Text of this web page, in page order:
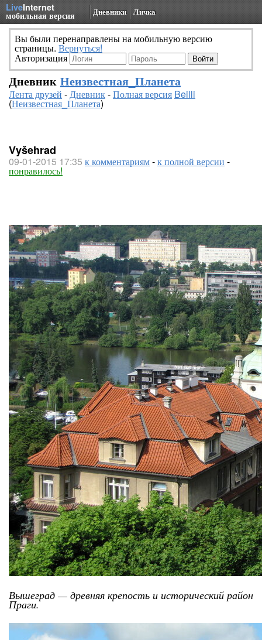
LiveInternet
мобильная версия Дневники Личка
Вы были перенаправлены на мобильную версию
страницы. Вернуться!
Авторизация
Дневник Неизвестная_Планета
Лента друзей -Дневник-Полная версия Beilli
(Неизвестная_Планета)
Vyšehrad
09-01-2015 17:35 к комментариям-к полной версии -
понравилось!
Вышеград — древняя крепость и исторический район
Праги.